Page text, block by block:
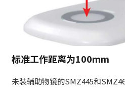
标准工作距离为100mm
未装辅助物镜的SMZ445和